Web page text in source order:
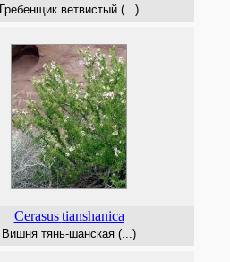
Гребенщик ветвистый (...)
Cerasus tianshanica
Вишня тянь-шанская (...)